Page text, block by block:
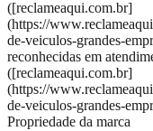
([reclameaqui.com.br]
(https://
de-veiculos-grandes-
reconhecidas em
([reclameaqui.com.br]
(https://
de-veiculos-grandes-
Propriedade da marca